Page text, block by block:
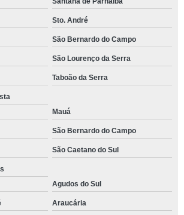
Sto. André
São Bernardo do Campo
São Lourenço da Serra
Taboão da Serra
Mauá
São Bernardo do Campo
São Caetano do Sul
Agudos do Sul
Araucária